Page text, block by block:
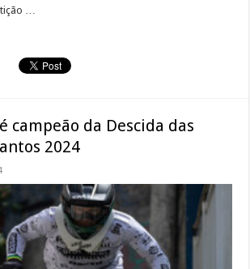
…
campeão da Descida das
2024